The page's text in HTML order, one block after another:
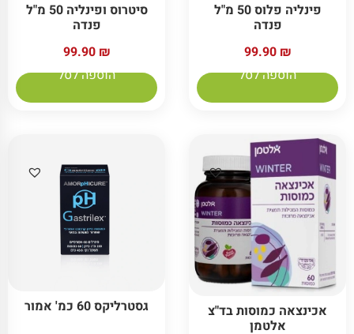
פינליה פלוס 50 מ"ל
פנדה
99.90 ₪
הוספה לסל
סיטרוס ופינליה 50 מ"ל
פנדה
99.90 ₪
הוספה לסל
אכינצאה כמוסות בד"צ
אלטמן
גסטרליקס 60 כמ' אמור